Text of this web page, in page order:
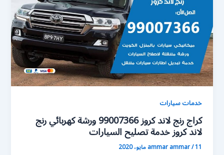
خدمات سيارات
كراج رنج لاند كروز 99007366 ورشة كهربائي رنج
لاند كروز خدمة تصليح السيارات
ammar ammar/11 مايو، 2020